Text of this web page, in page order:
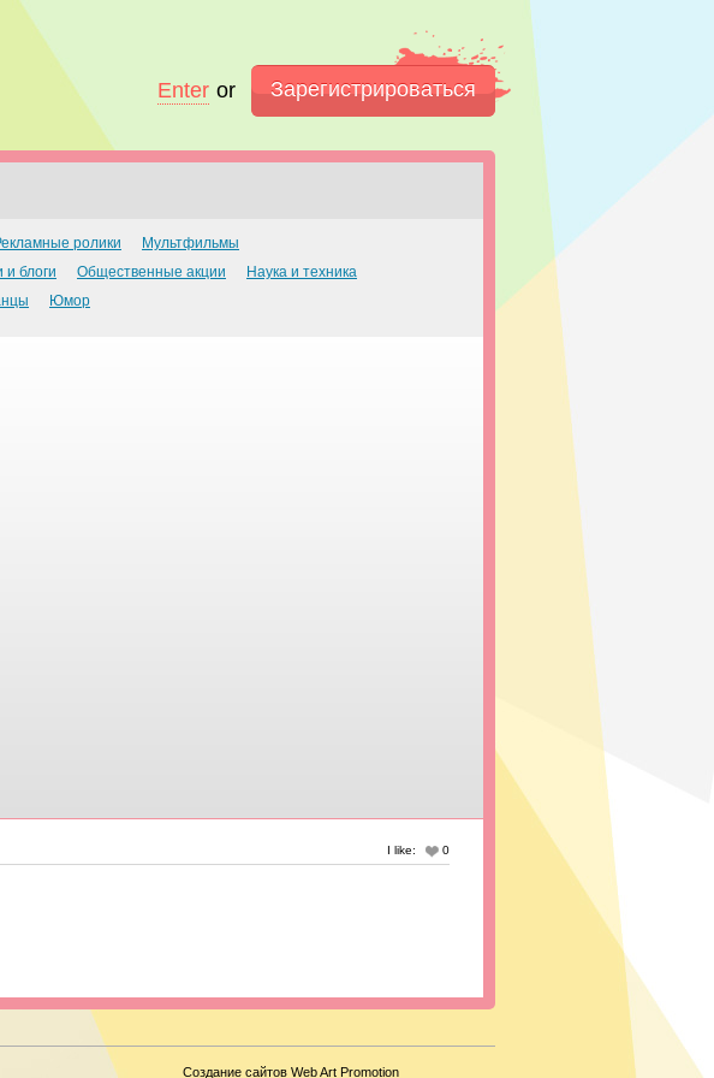
Enter or Зарегистрироваться
ролики
Мультфильмы
блоги Общественные акции
Наука и техника
Юмор
0
I like:
Создание сайтов Web Art Promotion